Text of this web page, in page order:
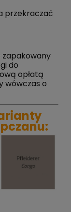
przekraczać
zapakowany
do
opłatą
wówczas o